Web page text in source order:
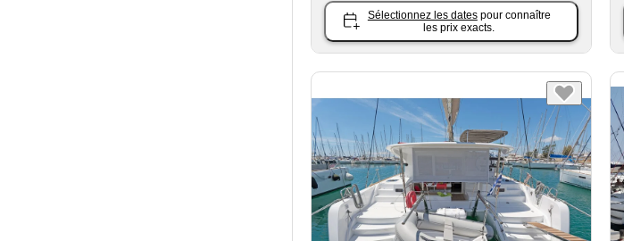
Sélectionnez les dates pour connaître
les prix exacts.